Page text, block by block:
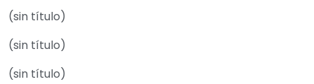
(sin título)
(sin título)
(sin título)